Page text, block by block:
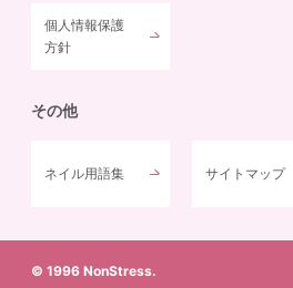
個人情報保護
方針
その他
ネイル用語集 サイトマップ
© 1996 NonStress.